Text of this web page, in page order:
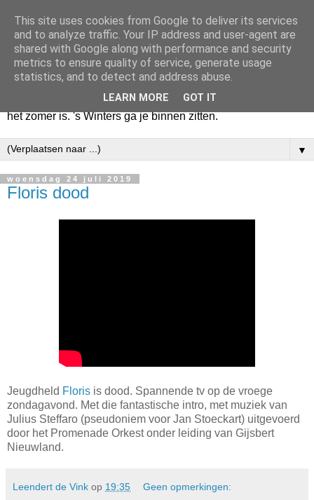
Huize Zeezicht
Als het lente is, lees ik een krant op een terras en drink een
latte uit een glas. Of om het even een boek met een
cappuccino of een dubbele espresso. Maar dat kan ook als
het zomer is. 's Winters ga je binnen zitten.
▼
woensdag 24 juli 2019
Floris dood
Jeugdheld Floris is dood. Spannende tv op de vroege
zondagavond. Met die fantastische intro, met muziek van
Julius Steffaro (pseudoniem voor Jan Stoeckart) uitgevoerd
door het Promenade Orkest onder leiding van Gijsbert
Nieuwland.
Leendert de Vink op 19:35 Geen opmerkingen:
This site uses cookies from Google to deliver its services
and to analyze traffic. Your IP address and user-agent are
shared with Google along with performance and security
metrics to ensure quality of service, generate usage
statistics, and to detect and address abuse.
LEARN MORE GOT IT